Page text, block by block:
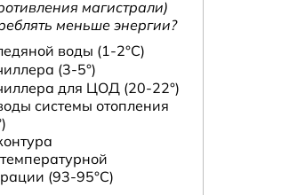
магистрали)
меньше энергии?
воды (1-2°С)
(3-5°)
для ЦОД (20-22°)
системы отопления
(93-95°С)